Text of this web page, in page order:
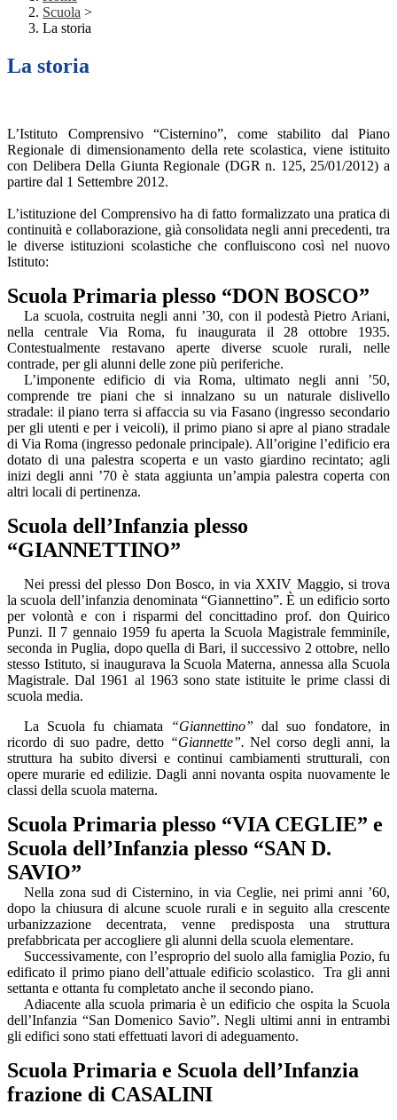
Scuola >
La storia
La storia
L’Istituto Comprensivo “Cisternino”, come stabilito dal Piano
Regionale di dimensionamento della rete scolastica, viene istituito
con Delibera Della Giunta Regionale (DGR n. 125, 25/01/2012) a
partire dal 1 Settembre 2012.
L’istituzione del Comprensivo ha di fatto formalizzato una pratica di
continuità e collaborazione, già consolidata negli anni precedenti, tra
le diverse istituzioni scolastiche che confluiscono così nel nuovo
Istituto:
Scuola Primaria plesso “DON BOSCO”
La scuola, costruita negli anni ’30, con il podestà Pietro Ariani,
nella centrale Via Roma, fu inaugurata il 28 ottobre 1935.
Contestualmente restavano aperte diverse scuole rurali, nelle
contrade, per gli alunni delle zone più periferiche.
L’imponente edificio di via Roma, ultimato negli anni ’50,
comprende tre piani che si innalzano su un naturale dislivello
stradale: il piano terra si affaccia su via Fasano (ingresso secondario
per gli utenti e per i veicoli), il primo piano si apre al piano stradale
di Via Roma (ingresso pedonale principale). All’origine l’edificio era
dotato di una palestra scoperta e un vasto giardino recintato; agli
inizi degli anni ’70 è stata aggiunta un’ampia palestra coperta con
altri locali di pertinenza.
Scuola dell’Infanzia plesso
“GIANNETTINO”
Nei pressi del plesso Don Bosco, in via XXIV Maggio, si trova
la scuola dell’infanzia denominata “Giannettino”.È un edificio sorto
per volontà e con i risparmi del concittadino prof. don Quirico
Punzi. Il 7 gennaio 1959 fu aperta la Scuola Magistrale femminile,
seconda in Puglia, dopo quella di Bari, il successivo 2 ottobre, nello
stesso Istituto, si inaugurava la Scuola Materna, annessa alla Scuola
Magistrale. Dal 1961 al 1963 sono state istituite le prime classi di
scuola media.
La Scuola fu chiamata
“Giannettino” dal suo fondatore, in
ricordo di suo padre, detto “Giannette”. Nel corso degli anni, la
struttura ha subito diversi e continui cambiamenti strutturali, con
opere murarie ed edilizie. Dagli anni novanta ospita nuovamente le
classi della scuola materna.
Scuola Primaria plesso “VIA CEGLIE” e
Scuola dell’Infanzia plesso “SAN D.
SAVIO”
Nella zona sud di Cisternino, in via Ceglie, nei primi anni ’60,
dopo la chiusura di alcune scuole rurali e in seguito alla crescente
urbanizzazione decentrata, venne predisposta una struttura
prefabbricata per accogliere gli alunni della scuola elementare.
Successivamente, con l’esproprio del suolo alla famiglia Pozio, fu
edificato il primo piano dell’attuale edificio scolastico.
Tra gli anni
settanta e ottanta fu completato anche il secondo piano.
Adiacente alla scuola primaria è un edificio che ospita la Scuola
dell’Infanzia “San Domenico Savio”. Negli ultimi anni in entrambi
gli edifici sono stati effettuati lavori di adeguamento.
Scuola Primaria e Scuola dell’Infanzia
frazione di CASALINI